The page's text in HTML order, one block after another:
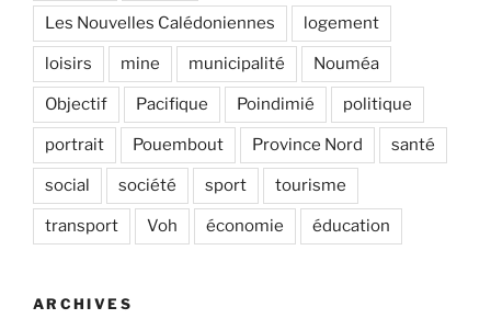
Les Nouvelles Calédoniennes logement
loisirs mine municipalité Nouméa
Objectif Pacifique Poindimié politique
portrait Pouembout Province Nord santé
social société sport tourisme
transport Voh économie éducation
ARCHIVES